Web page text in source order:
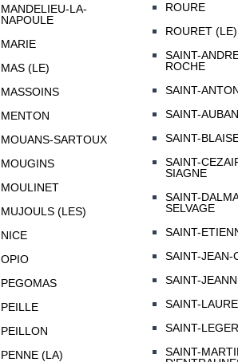
MANDELIEU-LA-
NAPOULE
MARIE
MAS (LE)
MASSOINS
MENTON
MOUANS-SARTOUX
MOUGINS
MOULINET
MUJOULS (LES)
NICE
OPIO
PEGOMAS
PEILLE
PEILLON
PENNE (LA)
ROURE
ROURET (LE)
SAINT-
ROCHE
SAINT-
SAINT-AUBAN
SAINT-
SAINT-
SIAGNE
SAINT-
SELVAGE
SAINT-
SAINT-JEAN-
SAINT-
SAINT-
SAINT-LEGER
SAINT-